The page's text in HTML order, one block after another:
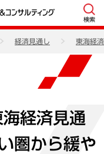
検索
経済見通し 東海経
経済見通
圏から緩や